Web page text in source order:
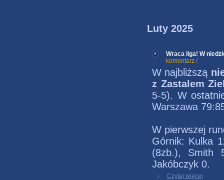
Luty 2025
Wraca liga! W
komentarz /
W najbliższą
z Zastalem
5-5). W
Warszawa
W pierwszej
Górnik: Kulka
(8zb.), Smith
Jakóbczyk 0.
Czytaj więcej